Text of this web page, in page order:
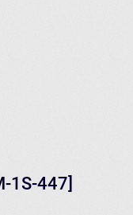
1S-447]